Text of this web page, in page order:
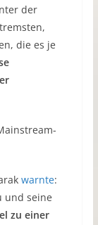
der
die es je
warnte:
und seine
zu einer